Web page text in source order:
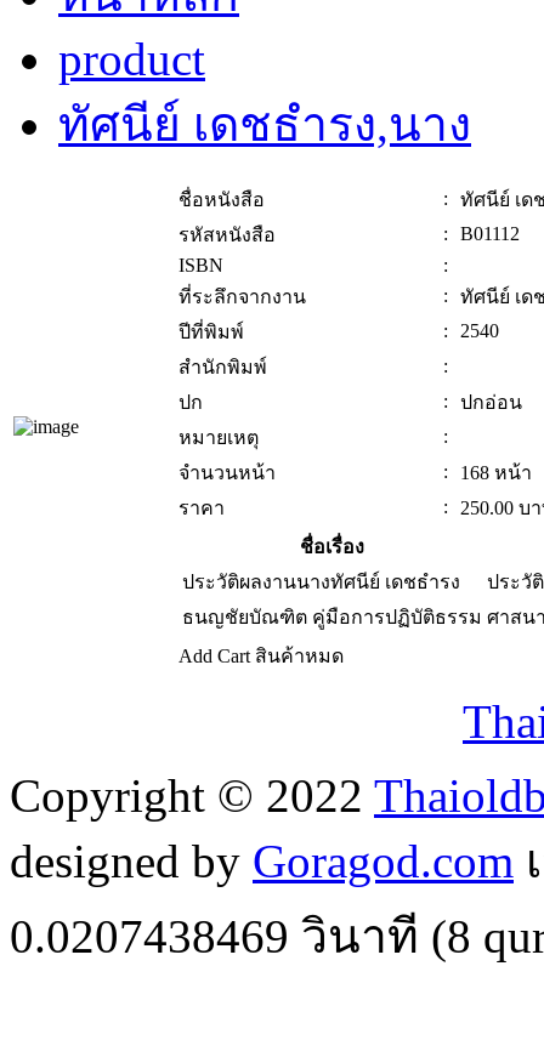
product
ทัศนีย์ เดชธำรง,นาง
ชื่อหนังสือ :
ทัศนีย์ เด
รหัสหนังสือ
:
B01112
ISBN
:
ที่ระลึกจากงาน
:
ทัศนีย์ เด
ปีที่พิมพ์
:
2540
สำนักพิมพ์
:
ปก
:
ปกอ่อน
หมายเหตุ
:
จำนวนหน้า
:
168 หน้า
ราคา
: 250.00 บ
ชื่อเรื่อง
ประวัติผลงานนางทัศนีย์ เดชธำรง
ประวั
ธนญชัยบัณฑิต คู่มือการปฏิบัติธรรม ศาสน
Add Cart สินค้าหมด
Copyright © 2022
designed by Goragod.com
0.0207438469 วินาที (8